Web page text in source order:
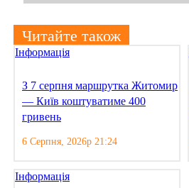
Читайте також
Інформація
З 7 серпня маршрутка Житомир
— Київ коштуватиме 400
гривень
6 Серпня, 2026р 21:24
Інформація